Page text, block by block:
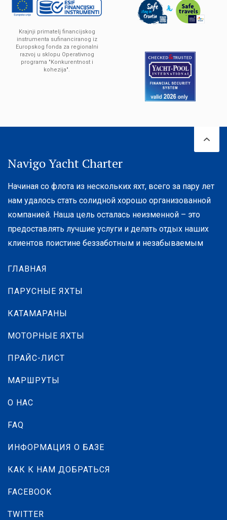
Krajnji primatelj financijskog
instrumenta sufinanciranog iz
Europskog fonda za regionalni
razvoj u sklopu Operativnog
programa "Konkurentnost i
kohezija".
Navigo Yacht Charter
Начиная со флота из нескольких яхт, всего за пару лет
нам удалось стать солидной хорошо организованной
компанией. Наша цель осталась неизменной – это
предоставлять лучшие услуги и делать отдых наших
клиентов поистине беззаботным и незабываемым
ГЛАВНАЯ
ПАРУСНЫЕ ЯХТЫ
КАТАМАРАНЫ
МОТОРНЫЕ ЯХТЫ
ПРАЙС-ЛИСТ
МАРШРУТЫ
О НАС
FAQ
ИНФОРМАЦИЯ О БАЗЕ
КАК К НАМ ДОБРАТЬСЯ
FACEBOOK
TWITTER